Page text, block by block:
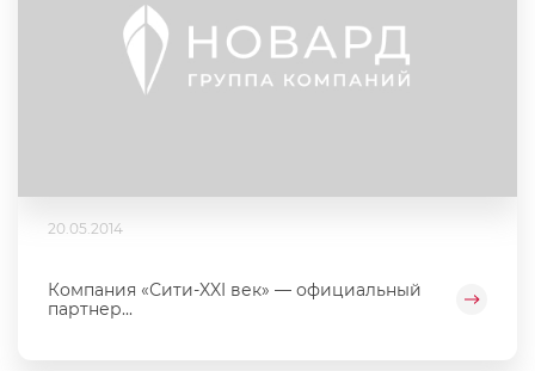
20.05.2014
Компания «Сити-XXI век» — официальный
партнер...